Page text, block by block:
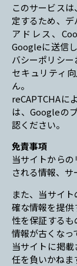
このサービス
定するため、
アドレス、
Googleに送信
バシーポリシ
セキュリティ
ん。
reCAPTCHAに
は、Googleの
認ください。
免責事項
当サイトから
される情報、サ
また、当サイ
確な情報を提
性を保証するも
情報が古くなっ
当サイトに掲
任を負いかねま